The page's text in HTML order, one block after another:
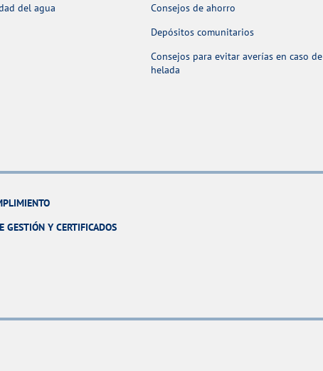
del agua
Consejos de ahorro
Depósitos comunitarios
Consejos para evitar averías en caso de
helada
GESTIÓN Y CERTIFICADOS